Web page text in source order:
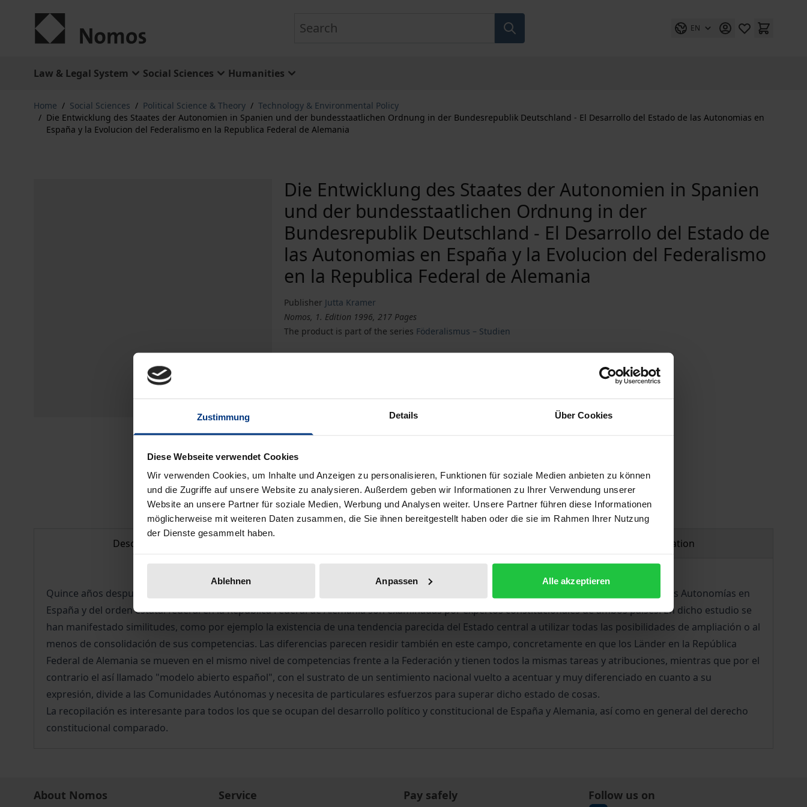
Zustimmung Details Über Cookies
Diese Webseite verwendet Cookies
Wir verwenden Cookies, um Inhalte und Anzeigen zu personalisieren, Funktionen für soziale Medien anbieten zu können
und die Zugriffe auf unsere Website zu analysieren. Außerdem geben wir Informationen zu Ihrer Verwendung unserer
Website an unsere Partner für soziale Medien, Werbung und Analysen weiter. Unsere Partner führen diese Informationen
möglicherweise mit weiteren Daten zusammen, die Sie ihnen bereitgestellt haben oder die sie im Rahmen Ihrer Nutzung
der Dienste gesammelt haben.
Ablehnen Anpassen Alle akzeptieren
EN
Law & Legal System Social Sciences Humanities
Home / Social Sciences / Political Science & Theory / Technology & Environmental Policy
/ Die Entwicklung des Staates der Autonomien in Spanien und der bundesstaatlichen Ordnung in der Bundesrepublik Deutschland - El Desarrollo del Estado de las Autonomias en
España y la Evolucion del Federalismo en la Republica Federal de Alemania
Die Entwicklung des Staates der Autonomien in Spanien
und der bundesstaatlichen Ordnung in der
Bundesrepublik Deutschland - El Desarrollo del Estado de
las Autonomias en España y la Evolucion del Federalismo
en la Republica Federal de Alemania
Publisher Jutta Kramer
Nomos, 1. Edition 1996, 217 Pages
The product is part of the series Föderalismus – Studien
Delivery cost notice
Description Product safety information
Quince años después de la aprobación de la Constitución española y a cuatro de la reunificación alemana las experiencias del Estado de las Autonomías en
España y del orden estatal federal en la República Federal de Alemania son examinadas por expertos constitucionales de ambos países. En dicho estudio se
han manifestado similitudes, como por ejemplo la existencia de una tendencia parecida del Estado central a utilizar todas las posibilidades de ampliación o al
menos de consolidación de sus competencias. Las diferencias parecen residir también en este campo, concretamente en que los Länder en la República
Federal de Alemania se mueven en el mismo nivel de competencias frente a la Federación y tienen todos la mismas tareas y atribuciones, mientras que por el
contrario el así llamado "modelo abierto español", con el sustrato de un sentimiento nacional vuelto a acentuar y muy diferenciado en cuanto a su
expresión, divide a las Comunidades Autónomas y necesita de particulares esfuerzos para superar dicho estado de cosas.
La recopilación es interesante para todos los que se ocupan del desarrollo político y constitucional de España y Alemania, así como en general del derecho
constitucional comparado.
About Nomos Service Pay safely Follow us on